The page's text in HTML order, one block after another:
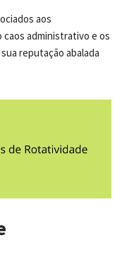
aos
administrativo e os
reputação abalada